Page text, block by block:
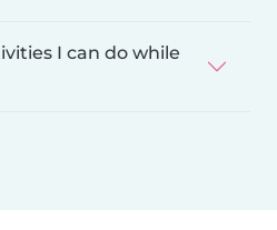
I can do while